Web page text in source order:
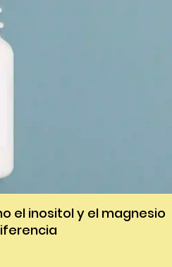
el inositol y el magnesio